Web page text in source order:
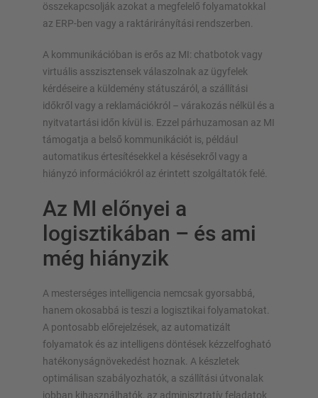
összekapcsolják azokat a megfelelő folyamatokkal
az ERP-ben vagy a raktárirányítási rendszerben.
A kommunikációban is erős az MI: chatbotok vagy
virtuális asszisztensek válaszolnak az ügyfelek
kérdéseire a küldemény státuszáról, a szállítási
időkről vagy a reklamációkról – várakozás nélkül és a
nyitvatartási időn kívül is. Ezzel párhuzamosan az MI
támogatja a belső kommunikációt is, például
automatikus értesítésekkel a késésekről vagy a
hiányzó információkról az érintett szolgáltatók felé.
Az MI előnyei a
logisztikában – és ami
még hiányzik
A mesterséges intelligencia nemcsak gyorsabbá,
hanem okosabbá is teszi a logisztikai folyamatokat.
A pontosabb előrejelzések, az automatizált
folyamatok és az intelligens döntések kézzelfogható
hatékonyságnövekedést hoznak. A készletek
optimálisan szabályozhatók, a szállítási útvonalak
jobban kihasználhatók, az adminisztratív feladatok